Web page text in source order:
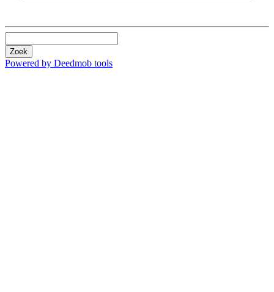
Zoek
Powered by Deedmob tools